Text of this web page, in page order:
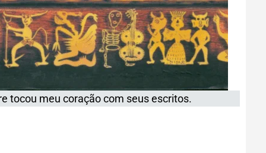
tocou meu coração com seus escritos.